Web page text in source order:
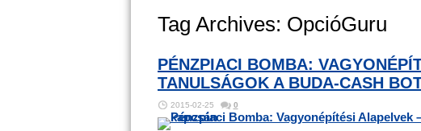
Tag Archives: OpcióGuru
PÉNZPIACI BOMBA:
TANULSÁGOK A BUDA-CASH
2015-02-25 0